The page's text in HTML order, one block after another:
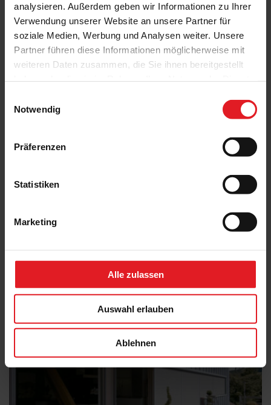
analysieren. Außerdem geben wir Informationen zu Ihrer
Verwendung unserer Website an unsere Partner für
soziale Medien, Werbung und Analysen weiter. Unsere
Partner führen diese Informationen möglicherweise mit
weiteren Daten zusammen, die Sie ihnen bereitgestellt
Notwendig
Präferenzen
Statistiken
Marketing
Alle zulassen
Auswahl erlauben
Ablehnen